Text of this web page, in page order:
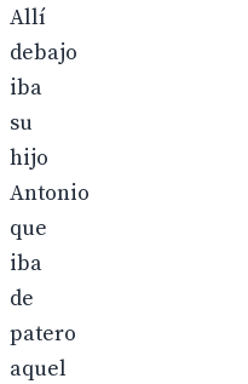
Allí
debajo
iba
su
hijo
Antonio
que
iba
de
patero
aquel